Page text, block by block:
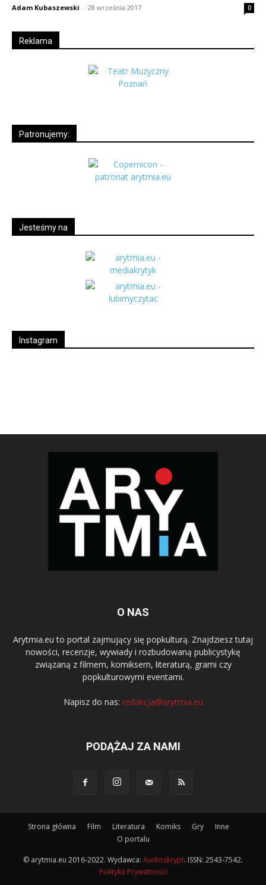
Adam Kubaszewski - 28 września 2017 0
Reklama
Patronujemy:
Jesteśmy na
Instagram
O NAS
Arytmia.eu to portal zajmujący się popkulturą. Znajdziesz tutaj
nowości, recenzje, wywiady i rozbudowaną publicystykę
związaną z filmem, komiksem, literaturą, grami czy
popkulturowymi eventami.
Napisz do nas: redakcja@arytmia.eu
PODĄŻAJ ZA NAMI
Strona główna Film Literatura Komiks Gry
Inne
O portalu
© arytmia.eu 2016-2022. Wydawca: Audioskrypt. ISSN: 2543-7542.
Polityka Prywatności